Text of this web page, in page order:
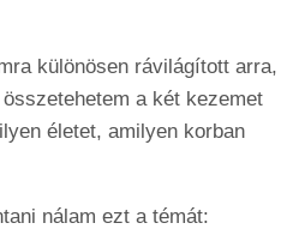
különösen rávilágított arra,
a két kezemet
életet, amilyen korban
nálam ezt a témát: